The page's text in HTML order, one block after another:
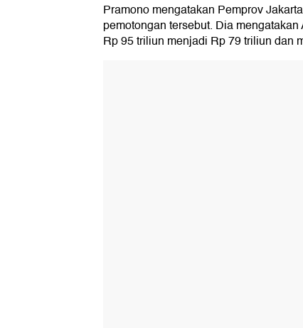
Pramono mengatakan Pemprov
pemotongan tersebut. Dia
Rp 95 triliun menjadi Rp 79 triliun dan